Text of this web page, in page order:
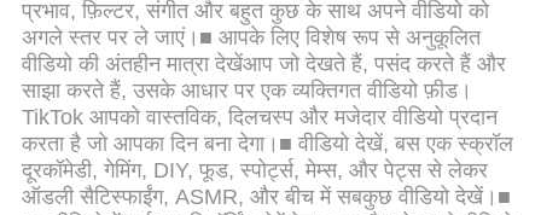
प्रभाव, फ़िल्टर, संगीत और बहुत कुछ के साथ अपने वीडियो को
अगले स्तर पर ले जाएं।■ आपके लिए विशेष रूप से अनुकूलित
वीडियो की अंतहीन मात्रा देखेंआप जो देखते हैं, पसंद करते हैं और
साझा करते हैं, उसके आधार पर एक व्यक्तिगत वीडियो फ़ीड।
TikTok आपको वास्तविक, दिलचस्प और मजेदार वीडियो प्रदान
करता है जो आपका दिन बना देगा।■ वीडियो देखें, बस एक स्क्रॉल
दूरकॉमेडी, गेमिंग, DIY, फूड, स्पोर्ट्स, मेम्स, और पेट्स से लेकर
ऑडली सैटिस्फाईंग, ASMR, और बीच में सबकुछ वीडियो देखें।■